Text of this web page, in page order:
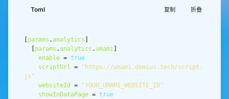
Toml 复制 折叠
params .analytics
params .analytics . umami
enable = true
scriptUrl =
"https://umami.demius.tech/script.
js"
websiteId
=
"YOUR_UMAMI_WEBSITE_ID"
showInDataPage = true